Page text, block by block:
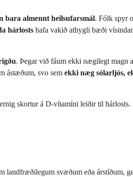
bara almennt heilsufarsmál. Fólk spyr
hárlosts hafa vakið athygli bæði
. Þegar við fáum ekki nægilegt magn
ástæðum, svo sem ekki næg sólarljós,
skortur á D-vítamíni leiðir til hárlosts.
landfræðilegum svæðum eða árstíðum,